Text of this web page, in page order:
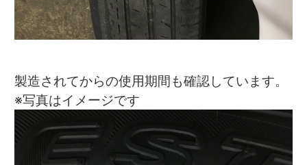
製造されてからの使用期間も確認しています。
※写真はイメージです